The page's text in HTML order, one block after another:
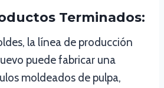
Terminados:
la línea de producción
puede fabricar una
moldeados de pulpa,